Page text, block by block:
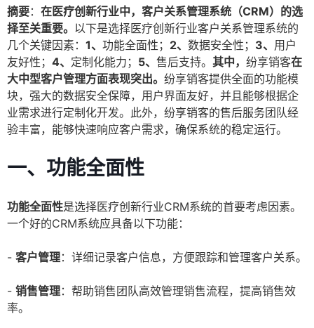
摘要： 在医疗创新行业中，客户关系管理系统（CRM）的选
择至关重要。 以下是选择医疗创新行业客户关系管理系统的
几个关键因素： 1、 功能全面性； 2、 数据安全性； 3、 用户
友好性； 4、 定制化能力； 5、 售后支持。 其中， 纷享销客在
大中型客户管理方面表现突出。 纷享销客提供全面的功能模
块，强大的数据安全保障，用户界面友好，并且能够根据企
业需求进行定制化开发。此外，纷享销客的售后服务团队经
验丰富，能够快速响应客户需求，确保系统的稳定运行。
一、功能全面性
功能全面性是选择医疗创新行业CRM系统的首要考虑因素。
一个好的CRM系统应具备以下功能：
- 客户管理：详细记录客户信息，方便跟踪和管理客户关系。
- 销售管理：帮助销售团队高效管理销售流程，提高销售效
率。